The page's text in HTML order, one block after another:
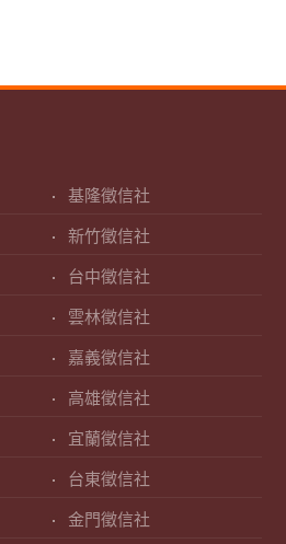
基隆徵信社
新竹徵信社
台中徵信社
雲林徵信社
嘉義徵信社
高雄徵信社
宜蘭徵信社
台東徵信社
金門徵信社